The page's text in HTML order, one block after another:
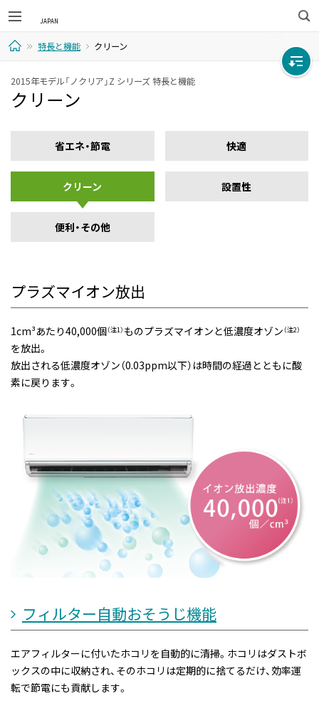
検
索
ー
ム
特長と機能 クリーン
2015年モデル「ノクリア」Z シリーズ 特長と機能
クリーン
省エネ・節電 快適
クリーン 設置性
便利・その他
プラズマイオン放出
1cm³あたり40,000個（注1） ものプラズマイオンと低濃度オゾン（注2）
を放出。
放出される低濃度オゾン（0.03ppm以下）は時間の経過とともに酸
素に戻ります。
フィルター自動おそうじ機能
エアフィルターに付いたホコリを自動的に清掃。ホコリはダストボ
ックスの中に収納され、そのホコリは定期的に捨てるだけ、効率運
転で節電にも貢献します。